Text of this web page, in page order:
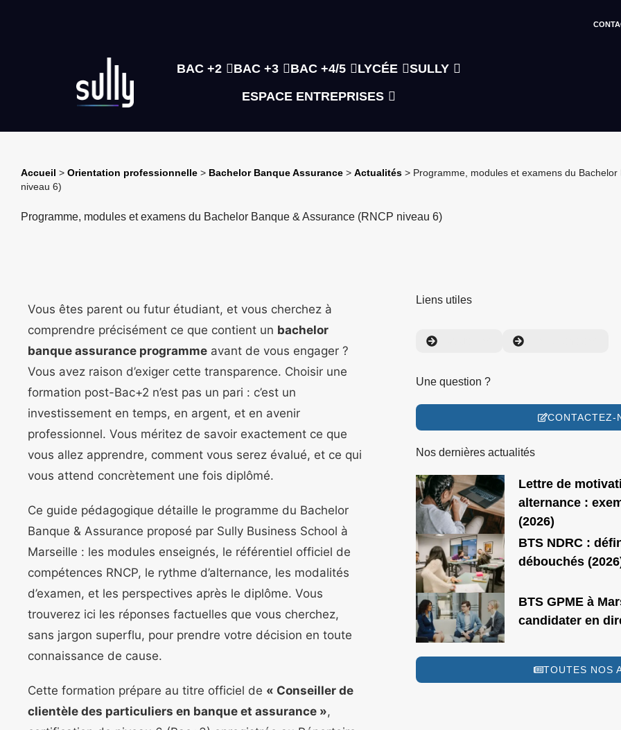
BAC +2 BAC +3 BAC +4/5 LYCÉE
SULLY
ESPACE ENTREPRISES
Accueil > Orientation professionnelle > Bachelor Banque Assurance > Actualités > Programme, modules et examens du
niveau 6)
Programme, modules et examens du Bachelor Banque & Assurance (RNCP niveau 6)
Vous êtes parent ou futur étudiant, et vous cherchez à
comprendre précisément ce que contient un bachelor
banque assurance programme avant de vous engager ?
Vous avez raison d’exiger cette transparence. Choisir une
formation post-Bac+2 n’est pas un pari : c’est un
investissement en temps, en argent, et en avenir
professionnel. Vous méritez de savoir exactement ce que
vous allez apprendre, comment vous serez évalué, et ce qui
vous attend concrètement une fois diplômé.
Ce guide pédagogique détaille le programme du Bachelor
Banque & Assurance proposé par Sully Business School à
Marseille : les modules enseignés, le référentiel officiel de
compétences RNCP, le rythme d’alternance, les modalités
d’examen, et les perspectives après le diplôme. Vous
trouverez ici les réponses factuelles que vous cherchez,
sans jargon superflu, pour prendre votre décision en toute
connaissance de cause.
Cette formation prépare au titre officiel de « Conseiller de
clientèle des particuliers en banque et assurance »,
Liens utiles
Une question ?
CONTACTEZ-
Nos dernières actualités
Lettre de
alternance :
(2026)
BTS NDRC :
débouchés
BTS GPME à
candidater en
TOUTES NOS